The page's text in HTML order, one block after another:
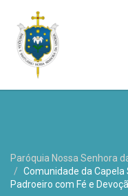
Paróquia Nossa Senhora
Comunidade da
Padroeiro com Fé e